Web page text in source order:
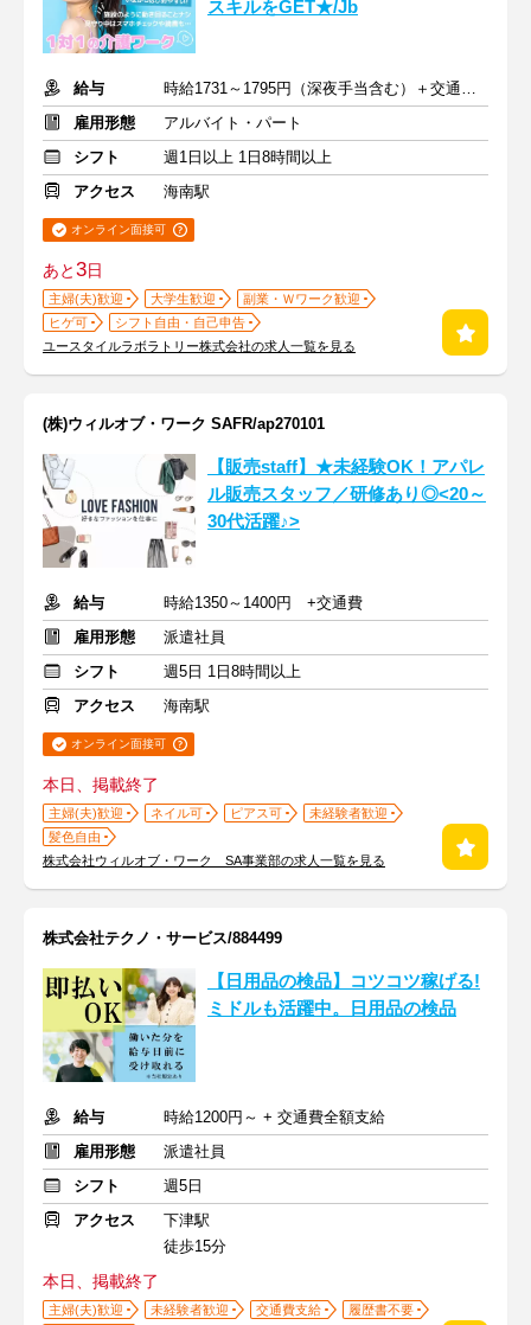
スキルをGET★/Jb
給与
時給1731～1795円（深夜手当含む）＋交通費支給
雇用形態
アルバイト・パート
シフト
週1日以上 1日8時間以上
アクセス
海南駅
オンライン面接可
あと3日
主婦(夫)歓迎 大学生歓迎
副業・Ｗワーク歓迎
ヒゲ可
シフト自由・自己申告
ユースタイルラボラトリー株式会社の求人一覧を見る
(株)ウィルオブ・ワーク SAFR/ap270101
【販売staff】★未経験OK！アパレ
ル販売スタッフ／研修あり◎<20～
30代活躍♪>
給与
時給1350～1400円 +交通費
雇用形態
派遣社員
シフト
週5日 1日8時間以上
アクセス
海南駅
オンライン面接可
本日、掲載終了
主婦(夫)歓迎 ネイル可 ピアス可
未経験者歓迎
髪色自由
株式会社ウィルオブ・ワーク SA事業部の求人一覧を見る
株式会社テクノ・サービス/884499
【日用品の検品】コツコツ稼げる!
ミドルも活躍中。日用品の検品
給与
時給1200円～ + 交通費全額支給
雇用形態
派遣社員
シフト
週5日
アクセス
下津駅
徒歩15分
本日、掲載終了
主婦(夫)歓迎 未経験者歓迎 交通費支給
履歴書不要